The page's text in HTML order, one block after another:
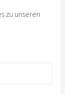
zu unseren